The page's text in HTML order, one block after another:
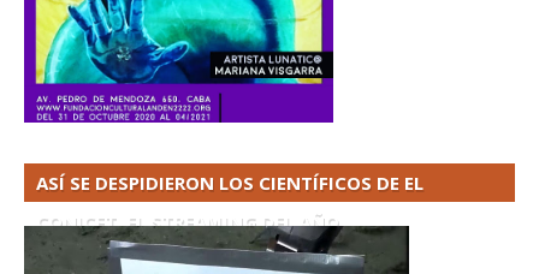
ASÍ SE DESPIDIERON LOS CIENTÍFICOS DE EL
CONICET. EL STREAMING DEL AÑO